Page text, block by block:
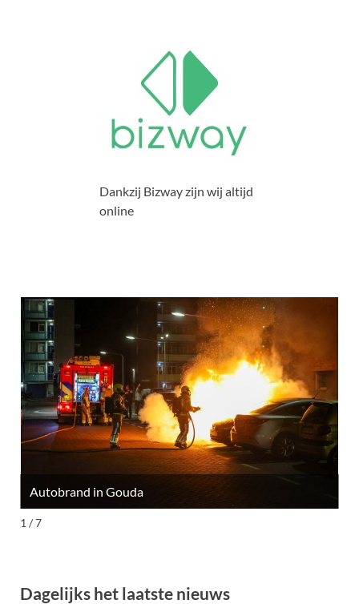
Dankzij Bizway zijn wij altijd
online
Autobrand in Gouda
1 / 7
Dagelijks het laatste nieuws